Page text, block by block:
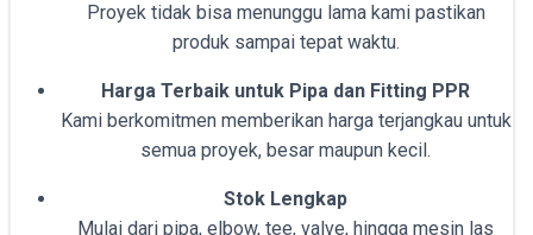
Proyek tidak bisa menunggu lama kami pastikan
produk sampai tepat waktu.
Harga Terbaik untuk Pipa dan Fitting PPR
Kami berkomitmen memberikan harga terjangkau untuk
semua proyek, besar maupun kecil.
Stok Lengkap
Mulai dari pipa, elbow, tee, valve, hingga mesin las